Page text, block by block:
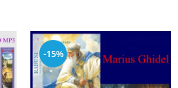
-15%